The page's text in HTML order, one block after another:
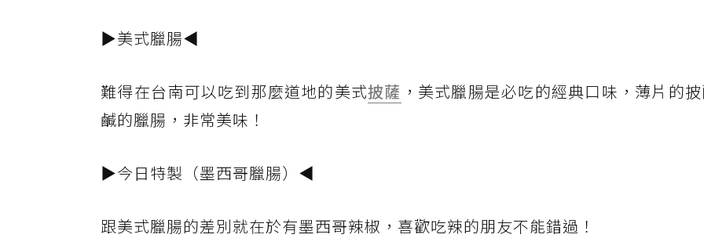
▶美式臘腸◀
難得在台南可以吃到那麼道地的美式披薩 ，美式臘腸是必吃的經典口味，薄片的
鹹的臘腸，非常美味！
▶今日特製（墨西哥臘腸）◀
跟美式臘腸的差別就在於有墨西哥辣椒，喜歡吃辣的朋友不能錯過！